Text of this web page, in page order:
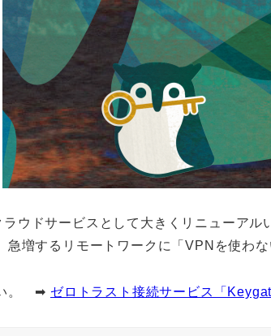
ウドサービスとして大きくリニューアル
急増するリモートワークに「VPNを使わ
い。 ➡ ゼロトラスト接続サービス「